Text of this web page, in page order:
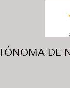
DE